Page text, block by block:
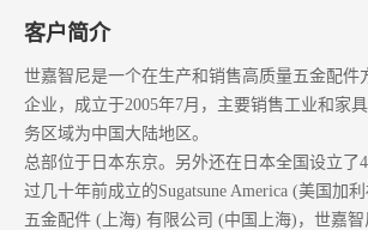
客户简介
世嘉智尼是一个在生产和销售高质量五金配件
企业，成立于2005年7月，主要销售工业和家
务区域为中国大陆地区。
总部位于日本东京。另外还在日本全国设立了
过几十年前成立的Sugatsune America (美国加
五金配件 (上海) 有限公司 (中国上海)，世嘉